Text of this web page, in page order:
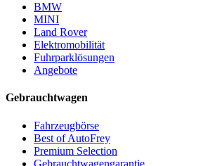
BMW
MINI
Land Rover
Elektromobilität
Fuhrparklösungen
Angebote
Gebrauchtwagen
Fahrzeugbörse
Best of AutoFrey
Premium Selection
Gebrauchtwagengarantie